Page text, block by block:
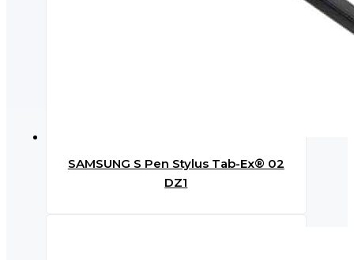
SAMSUNG S Pen Stylus Tab-Ex® 02
DZ1